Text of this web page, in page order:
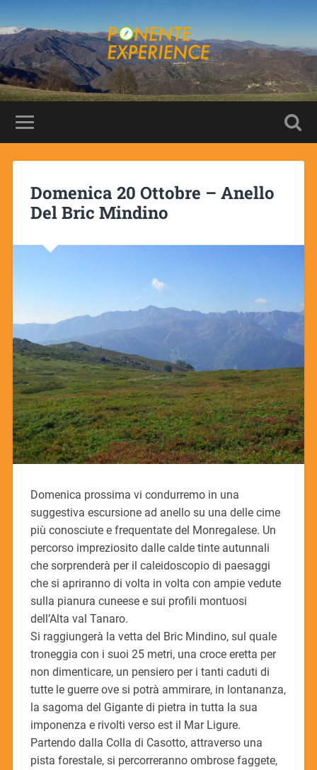
Domenica 20 Ottobre – Anello
Del Bric Mindino
Domenica prossima vi condurremo in una
suggestiva escursione ad anello su una delle cime
più conosciute e frequentate del Monregalese. Un
percorso impreziosito dalle calde tinte autunnali
che sorprenderà per il caleidoscopio di paesaggi
che si apriranno di volta in volta con ampie vedute
sulla pianura cuneese e sui profili montuosi
dell’Alta val Tanaro.
Si raggiungerà la vetta del Bric Mindino, sul quale
troneggia con i suoi 25 metri, una croce eretta per
non dimenticare, un pensiero per i tanti caduti di
tutte le guerre ove si potrà ammirare, in lontananza,
la sagoma del Gigante di pietra in tutta la sua
imponenza e rivolti verso est il Mar Ligure.
Partendo dalla Colla di Casotto, attraverso una
pista forestale, si percorreranno ombrose faggete,